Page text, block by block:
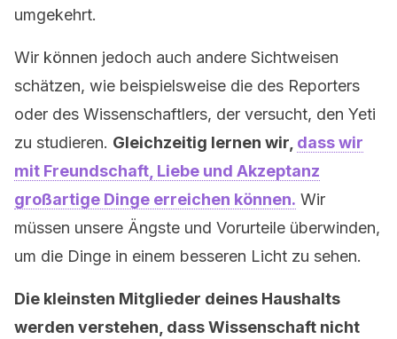
umgekehrt.
Wir können jedoch auch andere Sichtweisen
schätzen, wie beispielsweise die des Reporters
oder des Wissenschaftlers, der versucht, den Yeti
zu studieren. Gleichzeitig lernen wir, dass wir
mit Freundschaft, Liebe und Akzeptanz
großartige Dinge erreichen können. Wir
müssen unsere Ängste und Vorurteile überwinden,
um die Dinge in einem besseren Licht zu sehen.
Die kleinsten Mitglieder deines Haushalts
werden verstehen, dass Wissenschaft nicht